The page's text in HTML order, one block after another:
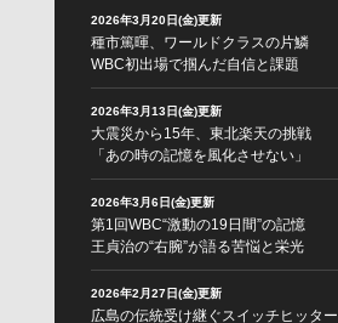
2026年3月20日(金)更新
種市篤暉、ワールドクラスの片鱗
WBC初出場で掴んだ自信と課題
2026年3月13日(金)更新
大震災から15年、東北楽天の挑戦
「あの時の記憶を風化させない」
2026年3月6日(金)更新
第1回WBC“激動の19日間”の記憶
王貞治の“右腕”が語る苦悩と栄光
2026年2月27日(金)更新
広島の伝統受け継ぐスイッチヒッター